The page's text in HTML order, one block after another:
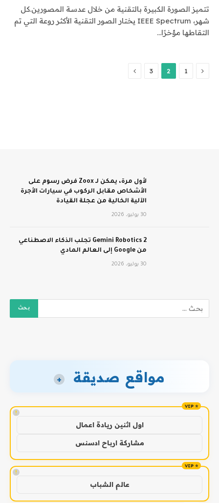
تتميز الصورة الكبيرة بالتقنية من خلال عدسة المصورين.كل
شهر، IEEE Spectrum يختار الصور التقنية الأكثر روعة التي تم
التقاطها مؤخرًا…
السابق
1
2
3 التالي
لأول مرة، يمكن لـ Zoox فرض رسوم على
الأشخاص مقابل الركوب في سيارات الأجرة
الآلية الخالية من عجلة القيادة
30 يوليو، 2026
Gemini Robotics 2 تجلب الذكاء الاصطناعي
من Google إلى العالم المادي
30 يوليو، 2026
مواقع صديقة +
!
اول اثنين ريادة اعمال
مشاركة ارباح ادسنس
!
عالم الشباب